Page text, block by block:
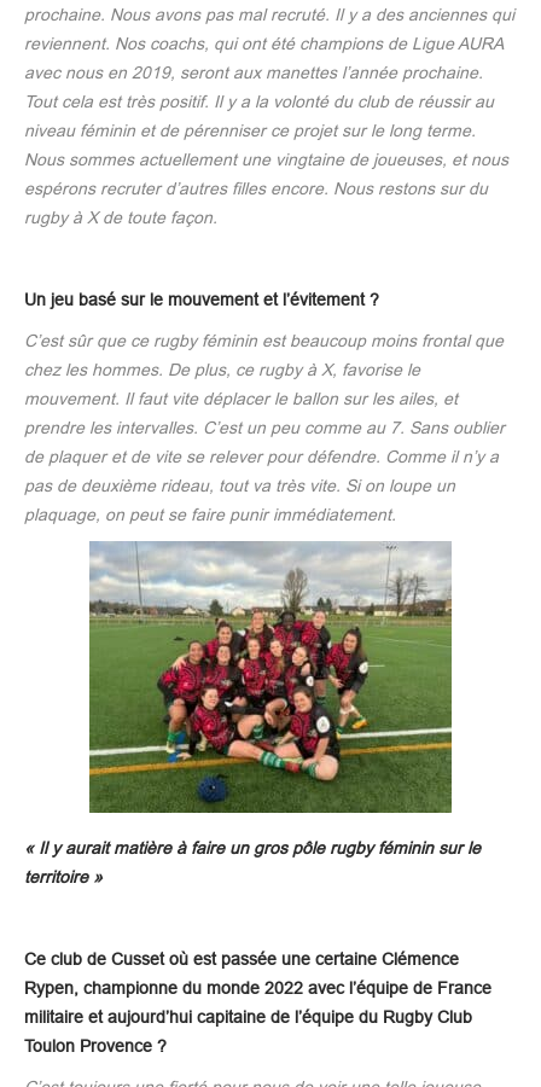
prochaine. Nous avons pas mal recruté. Il y a des anciennes qui
reviennent. Nos coachs, qui ont été champions de Ligue AURA
avec nous en 2019, seront aux manettes l’année prochaine.
Tout cela est très positif. Il y a la volonté du club de réussir au
niveau féminin et de pérenniser ce projet sur le long terme.
Nous sommes actuellement une vingtaine de joueuses, et nous
espérons recruter d’autres filles encore. Nous restons sur du
rugby à X de toute façon.
Un jeu basé sur le mouvement et l’évitement ?
C’est sûr que ce rugby féminin est beaucoup moins frontal que
chez les hommes. De plus, ce rugby à X, favorise le
mouvement. Il faut vite déplacer le ballon sur les ailes, et
prendre les intervalles. C’est un peu comme au 7. Sans oublier
de plaquer et de vite se relever pour défendre. Comme il n’y a
pas de deuxième rideau, tout va très vite. Si on loupe un
plaquage, on peut se faire punir immédiatement.
« Il y aurait matière à faire un gros pôle rugby féminin sur le
territoire »
Ce club de Cusset où est passée une certaine Clémence
Rypen, championne du monde 2022 avec l’équipe de France
militaire et aujourd’hui capitaine de l’équipe du Rugby Club
Toulon Provence ?